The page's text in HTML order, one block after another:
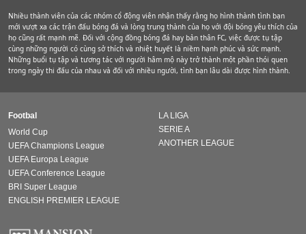
Nhiều thành viên của các nhóm cổ động viên nhận thấy rằng họ hình thành tình bạn
mới vượt xa các trận đấu bóng đá và lòng trung thành của họ với đội bóng yêu thích của
họ cũng rất mạnh mẽ. Đối với cộng đồng bóng đá hay bản thân FC, việc được tụ tập
cùng những người có cùng sở thích và nhiệt huyết là niềm hạnh phúc và sức mạnh.
Những buổi tụ tập và tương tác với người hâm mộ này trở thành một phần thói quen
trong ngày thi đấu của nhau và đối với nhiều người, tình bạn lâu dài được hình thành.
Footbal
World Cup
UEFA Champions League
UEFA Europa League
UEFA Conference League
BRI Super League
ENGLISH PREMIER LEAGUE
LA LIGA
SERIE A
ANOTHER LEAGUE